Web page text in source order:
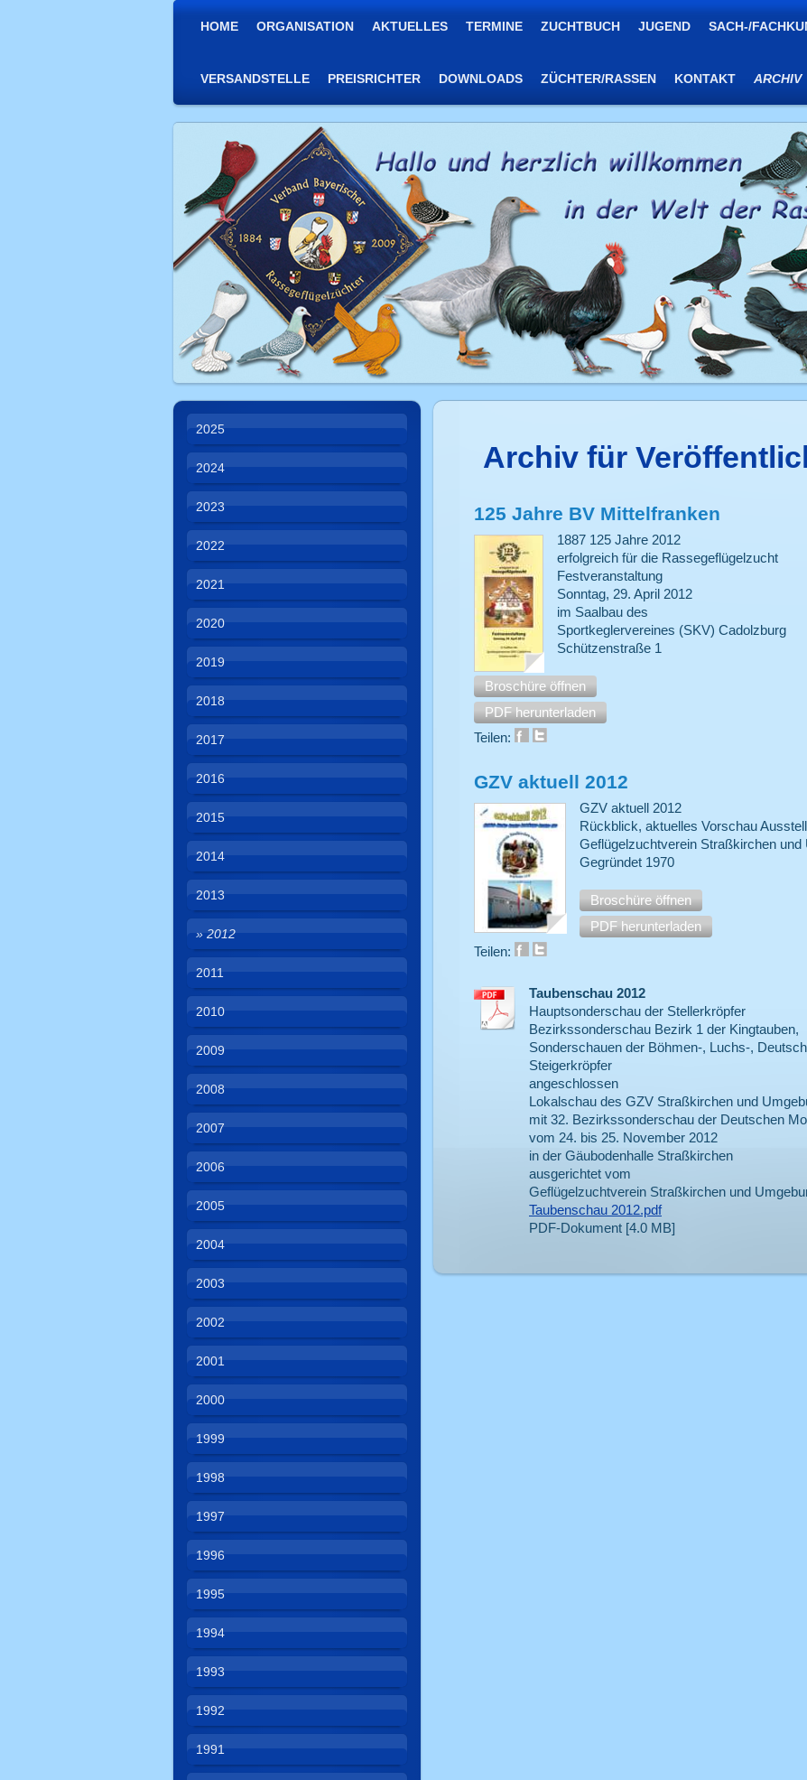
HOME ORGANISATION AKTUELLES TERMINE ZUCHTBUCH JUGEND SACH-/
VERSANDSTELLE PREISRICHTER DOWNLOADS ZÜCHTER/RASSEN KONTAKT ARCHIV
Archiv für
125 Jahre BV Mittelfranken
1887 125 Jahre 2012
erfolgreich für die Rassegeflügelzucht
Festveranstaltung
Sonntag, 29. April 2012
im Saalbau des
Sportkeglervereines (SKV) Cadolzburg
Schützenstraße 1
Broschüre öffnen
PDF herunterladen
Teilen:
GZV aktuell 2012
GZV aktuell 2012
Rückblick, aktuelles Vorschau
Geflügelzuchtverein Straßkirchen und
Gegründet 1970
Broschüre öffnen
PDF herunterladen
Teilen:
Taubenschau 2012
Hauptsonderschau der Stellerkröpfer
Bezirkssonderschau Bezirk 1 der Kingtauben,
Sonderschauen der Böhmen-, Luchs-,
Steigerkröpfer
angeschlossen
Lokalschau des GZV Straßkirchen und
mit 32. Bezirkssonderschau der Deutschen
vom 24. bis 25. November 2012
in der Gäubodenhalle Straßkirchen
ausgerichtet vom
Geflügelzuchtverein Straßkirchen und
Taubenschau 2012.pdf
PDF-Dokument [4.0 MB]
2025
2024
2023
2022
2021
2020
2019
2018
2017
2016
2015
2014
2013
2012
2011
2010
2009
2008
2007
2006
2005
2004
2003
2002
2001
2000
1999
1998
1997
1996
1995
1994
1993
1992
1991